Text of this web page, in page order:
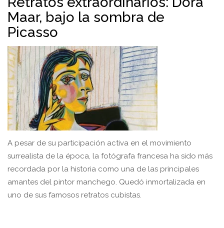
Maar, bajo la sombra de
Picasso
A pesar de su participación activa en el movimiento
surrealista de la época, la fotógrafa francesa ha sido más
recordada por la historia como una de las principales
amantes del pintor manchego. Quedó inmortalizada en
uno de sus famosos retratos cubistas.